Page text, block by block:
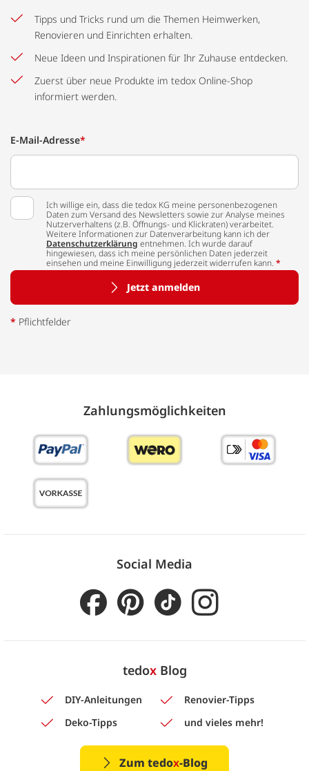
Tipps und Tricks rund um die Themen Heimwerken,
Renovieren und Einrichten erhalten.
Neue Ideen und Inspirationen für Ihr Zuhause entdecken.
Zuerst über neue Produkte im tedox Online-Shop
informiert werden.
E-Mail-Adresse*
Ich willige ein, dass die tedox KG meine personenbezogenen
Daten zum Versand des Newsletters sowie zur Analyse meines
Nutzerverhaltens (z.B. Öffnungs- und Klickraten) verarbeitet.
Weitere Informationen zur Datenverarbeitung kann ich der
Datenschutzerklärung entnehmen. Ich wurde darauf
hingewiesen, dass ich meine persönlichen Daten jederzeit
einsehen und meine Einwilligung jederzeit widerrufen kann. *
Jetzt anmelden
* Pflichtfelder
Zahlungs­möglich­keiten
Social Media
tedoxBlog
DIY-Anleitungen
Renovier-Tipps
Deko-Tipps
und vieles mehr!
Zum tedox-Blog